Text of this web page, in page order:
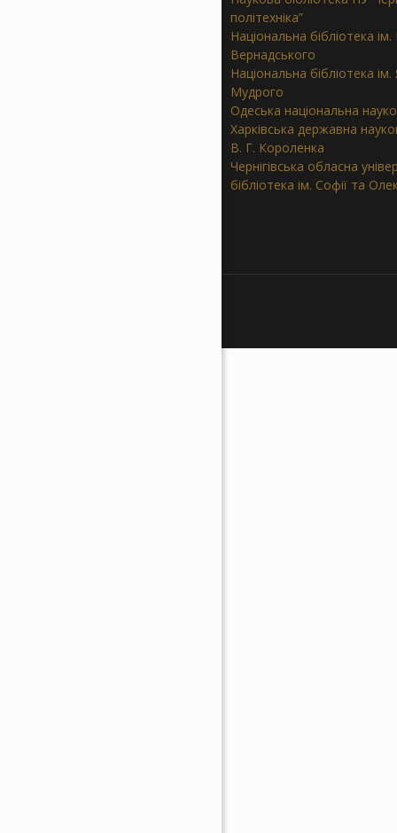
політехніка”
Національна бібліотека ім.
Вернадського
Національна бібліотека
Мудрого
Одеська національна
Харківська державна
В. Г. Короленка
Чернігівська обласна
бібліотека ім. Софії та